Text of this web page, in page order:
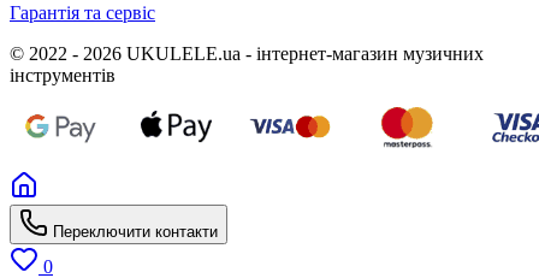
Гарантія та сервіс
© 2022 - 2026 UKULELE.ua - інтернет-магазин музичних
інструментів
Переключити контакти
0